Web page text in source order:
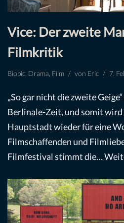
Vice: Der zweite
Filmkritik
Biopic Drama Film von Eric 7.
„So gar nicht die zweite
Berlinale-Zeit, und somit wird
Hauptstadt wieder für eine
Filmschaffenden und
Filmfestival stimmt die…